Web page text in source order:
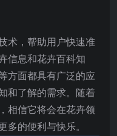
术，帮助用户快速准
信息和花卉百科知
方面都具有广泛的应
和了解的需求。随着
相信它将会在花卉领
的便利与快乐。